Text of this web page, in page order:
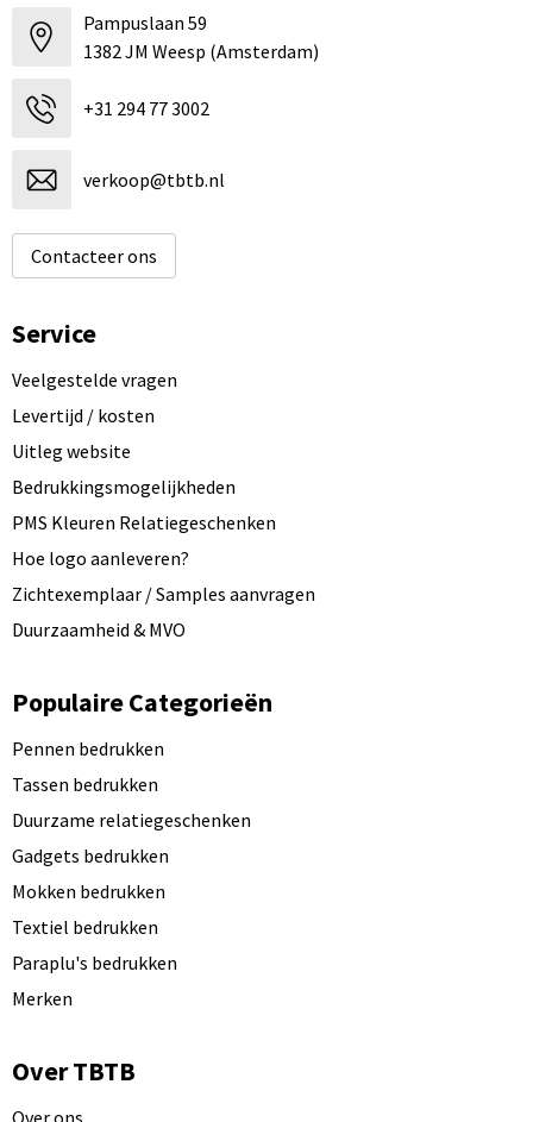
Pampuslaan 59
1382 JM Weesp (Amsterdam)
+31 294 77 3002
verkoop@tbtb.nl
Contacteer ons
Service
Veelgestelde vragen
Levertijd / kosten
Uitleg website
Bedrukkingsmogelijkheden
PMS Kleuren Relatiegeschenken
Hoe logo aanleveren?
Zichtexemplaar / Samples aanvragen
Duurzaamheid & MVO
Populaire Categorieën
Pennen bedrukken
Tassen bedrukken
Duurzame relatiegeschenken
Gadgets bedrukken
Mokken bedrukken
Textiel bedrukken
Paraplu's bedrukken
Merken
Over TBTB